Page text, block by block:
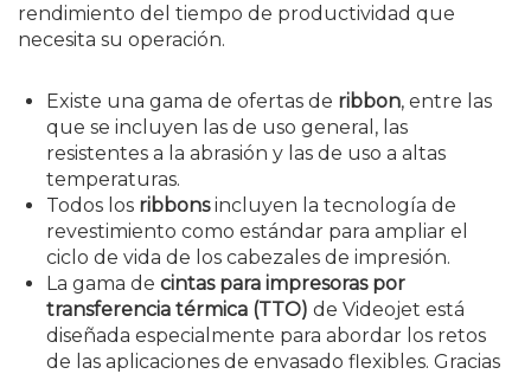
rendimiento del tiempo de productividad que
necesita su operación.
Existe una gama de ofertas de ribbon, entre las
que se incluyen las de uso general, las
resistentes a la abrasión y las de uso a altas
temperaturas.
Todos los ribbonsincluyen la tecnología de
revestimiento como estándar para ampliar el
ciclo de vida de los cabezales de impresión.
La gama de cintas para impresoras por
transferencia térmica (TTO) de Videojet está
diseñada especialmente para abordar los retos
de las aplicaciones de envasado flexibles. Gracias